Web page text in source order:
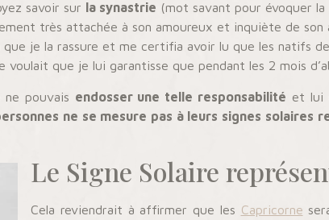
savoir sur la synastrie (mot savant pour évoquer la
très attachée à son amoureux et inquiète de
que je la rassure et me certifia avoir lu que les natifs
voulait que je lui garantisse que pendant les 2 mois
ne pouvais endosser une telle responsabilité et lui
ne se mesure pas à leurs signes solaires
Le Signe Solaire
Cela reviendrait à affirmer que les Capricorne